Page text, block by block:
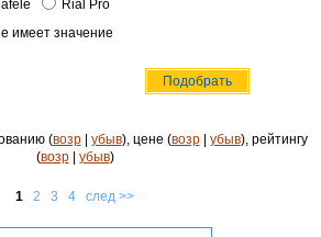
Rial Pro
имеет значение
(возр| убыв), цене (возр| убыв), рейтингу
(возр| убыв)
1 2 3 4 след >>